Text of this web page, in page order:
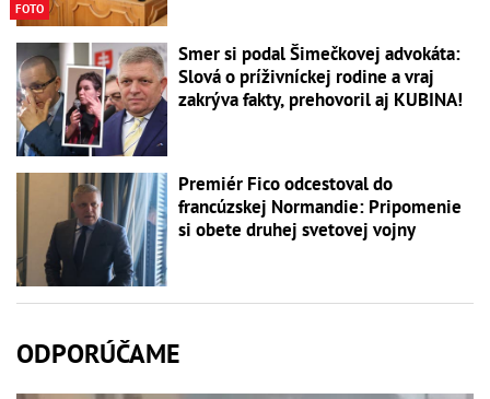
FOTO
Smer si podal Šimečkovej advokáta:
Slová o príživníckej rodine a vraj
zakrýva fakty, prehovoril aj KUBINA!
Premiér Fico odcestoval do
francúzskej Normandie: Pripomenie
si obete druhej svetovej vojny
ODPORÚČAME